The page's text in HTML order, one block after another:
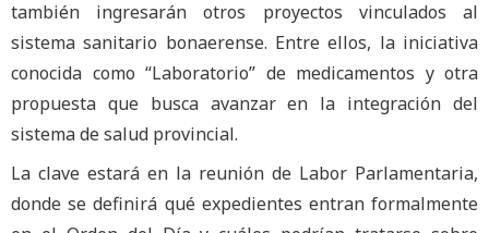
también ingresarán otros proyectos vinculados al
sistema sanitario bonaerense. Entre ellos, la iniciativa
conocida como “Laboratorio” de medicamentos y otra
propuesta que busca avanzar en la integración del
sistema de salud provincial.
La clave estará en la reunión de Labor Parlamentaria,
donde se definirá qué expedientes entran formalmente